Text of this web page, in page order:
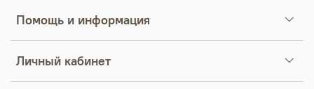
Помощь и информация
Личный кабинет